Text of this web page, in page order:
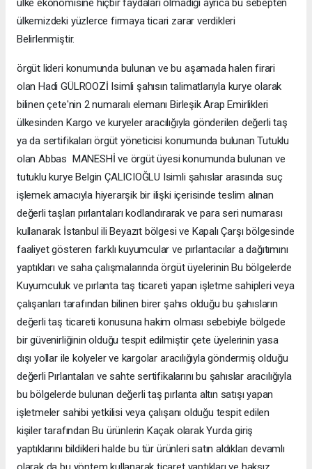
ülke ekonomisine hiçbir faydaları olmadığı ayrıca bu sebepten
ülkemizdeki yüzlerce firmaya ticari zarar verdikleri
Belirlenmiştir.
örgüt lideri konumunda bulunan ve bu aşamada halen firari
olan Hadi GÜLROOZİ Isimli şahısın talimatlarıyla kurye olarak
bilinen çete'nin 2 numaralı elemanı Birleşik Arap Emirlikleri
ülkesinden Kargo ve kuryeler aracılığıyla gönderilen değerli taş
ya da sertifikaları örgüt yöneticisi konumunda bulunan Tutuklu
olan Abbas MANESHİ ve örgüt üyesi konumunda bulunan ve
tutuklu kurye Belgin ÇALICIOĞLU Isimli şahıslar arasında suç
işlemek amacıyla hiyerarşik bir ilişki içerisinde teslim alınan
değerli taşları pırlantaları kodlandırarak ve para seri numarası
kullanarak İstanbul ili Beyazıt bölgesi ve Kapalı Çarşı bölgesinde
faaliyet gösteren farklı kuyumcular ve pırlantacılar a dağıtımını
yaptıkları ve saha çalışmalarında örgüt üyelerinin Bu bölgelerde
Kuyumculuk ve pırlanta taş ticareti yapan işletme sahipleri veya
çalışanları tarafından bilinen birer şahıs olduğu bu şahısların
değerli taş ticareti konusuna hakim olması sebebiyle bölgede
bir güvenirliğinin olduğu tespit edilmiştir çete üyelerinin yasa
dışı yollar ile kolyeler ve kargolar aracılığıyla göndermiş olduğu
değerli Pırlantaları ve sahte sertifikalarını bu şahıslar aracılığıyla
bu bölgelerde bulunan değerli taş pırlanta altın satışı yapan
işletmeler sahibi yetkilisi veya çalışanı olduğu tespit edilen
kişiler tarafından Bu ürünlerin Kaçak olarak Yurda giriş
yaptıklarını bildikleri halde bu tür ürünleri satın aldıkları devamlı